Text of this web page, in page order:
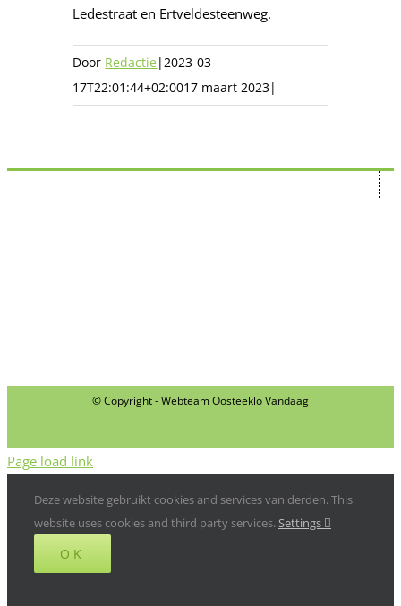
Ledestraat en Ertveldesteenweg.
Door Redactie |2023-03-
17T22:01:44+02:0017 maart 2023|
© Copyright - Webteam Oosteeklo Vandaag
Page load link
Deze website gebruikt cookies and services van derden. This
website uses cookies and third party services.Settings
OK